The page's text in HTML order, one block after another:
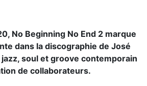
No Beginning No End 2 marque
dans la discographie de José
soul et groove contemporain
de collaborateurs.